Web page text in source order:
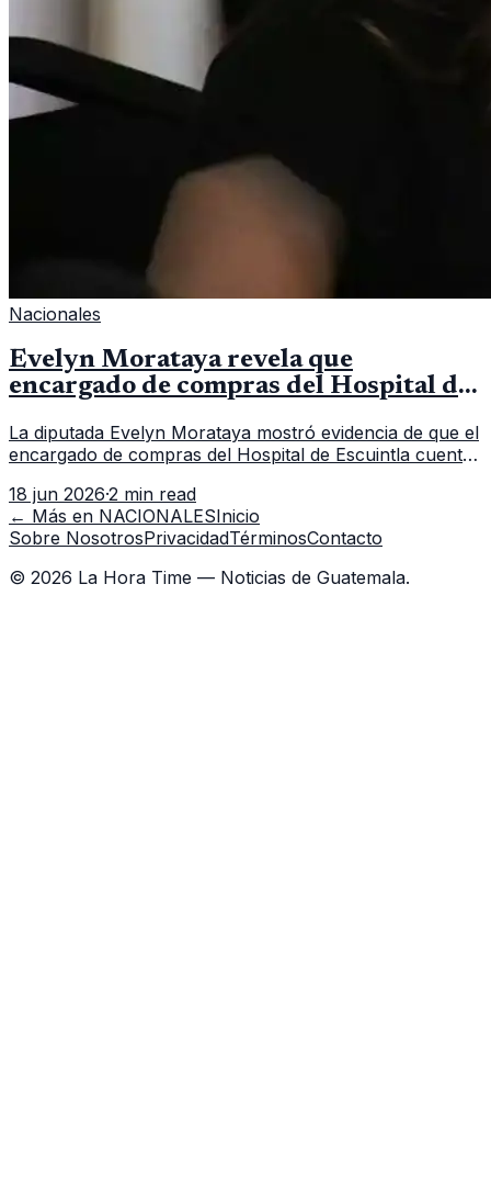
Nacionales
Evelyn Morataya revela que
encargado de compras del Hospital de
La diputada Evelyn Morataya mostró evidencia de que el
encargado de compras del Hospital de Escuintla cuenta
capacitación en la capital.
18 jun 2026·2 min read
← Más en NACIONALESInicio
Sobre NosotrosPrivacidadTérminosContacto
© 2026 La Hora Time — Noticias de Guatemala.